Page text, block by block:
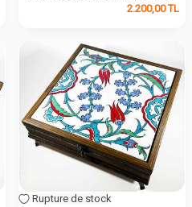
2.200,00TL
Rupture de stock